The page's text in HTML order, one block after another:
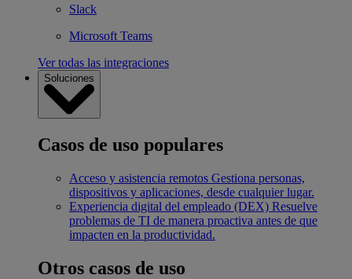
Slack
Microsoft Teams
Ver todas las integraciones
Soluciones
Casos de uso populares
Acceso y asistencia remotos Gestiona personas,
dispositivos y aplicaciones, desde cualquier lugar.
Experiencia digital del empleado (DEX) Resuelve
problemas de TI de manera proactiva antes de que
impacten en la productividad.
Otros casos de uso